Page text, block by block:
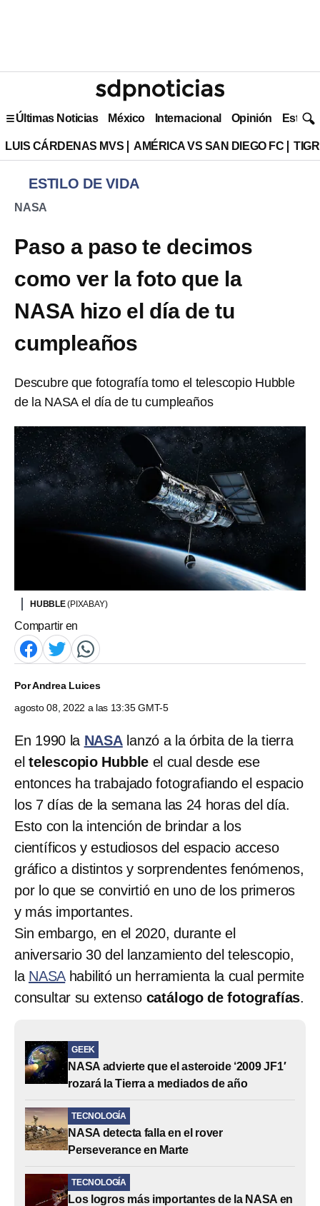
Últimas Noticias México Internacional Opinión Estilo
LUIS CÁRDENAS MVS AMÉRICA VS SAN DIEGO FC
ESTILO DE VIDA
NASA
Paso a paso te decimos
como ver la foto que la
NASA hizo el día de tu
cumpleaños
Descubre que fotografía tomo el telescopio Hubble
de la NASA el día de tu cumpleaños
HUBBLE(PIXABAY)
Compartir en
PorAndrea Luices
agosto 08, 2022 a las 13:35 GMT-5
En 1990 la NASAlanzó a la órbita de la tierra
el telescopio Hubble el cual desde ese
entonces ha trabajado fotografiando el espacio
los 7 días de la semana las 24 horas del día.
Esto con la intención de brindar a los
científicos y estudiosos del espacio acceso
gráfico a distintos y sorprendentes fenómenos,
por lo que se convirtió en uno de los primeros
y más importantes.
Sin embargo, en el 2020, durante el
aniversario 30 del lanzamiento del telescopio,
la NASAhabilitó un herramienta la cual permite
consultar su extenso catálogo de fotografías.
GEEK
NASA advierte que el asteroide ‘2009 JF1′
rozará la Tierra a mediados de año
TECNOLOGÍA
NASA detecta falla en el rover
Perseverance en Marte
TECNOLOGÍA
Los logros más importantes de la NASA en